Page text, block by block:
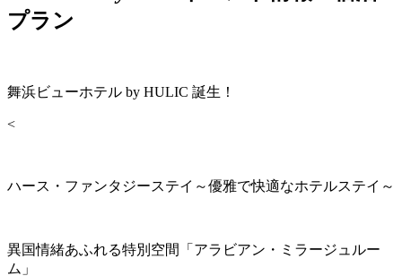
プラン
舞浜ビューホテル by HULIC 誕生！
<
ハース・ファンタジーステイ～優雅で快適なホテルステイ～
異国情緒あふれる特別空間「アラビアン・ミラージュルー
ム」